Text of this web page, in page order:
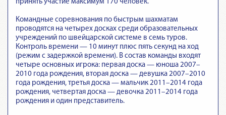
принять участие максимум 170 человек.
Командные соревнования по быстрым шахматам
проводятся на четырех досках среди образовательных
учреждений по швейцарской системе в семь туров.
Контроль времени — 10 минут плюс пять секунд на ход
(режим с задержкой времени). В состав команды входят
четыре основных игрока: первая доска — юноша 2007–
2010 года рождения, вторая доска — девушка 2007–2010
года рождения, третья доска — мальчик 2011–2014 года
рождения, четвертая доска — девочка 2011–2014 года
рождения и один представитель.